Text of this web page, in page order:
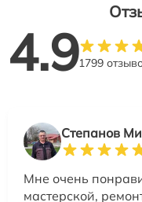
4.91799
Степанов
Мне очень
мастерской,